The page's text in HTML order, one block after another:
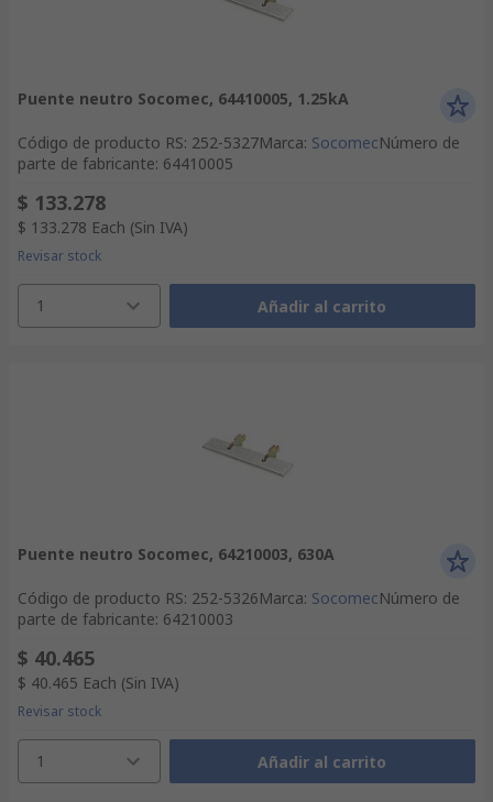
Puente neutro Socomec, 64410005, 1.25kA
Código de producto RS: 252-5327Marca: SocomecNúmero de
parte de fabricante: 64410005
$ 133.278
$ 133.278 Each (Sin IVA)
Revisar stock
1 Añadir al carrito
Puente neutro Socomec, 64210003, 630A
Código de producto RS: 252-5326Marca: SocomecNúmero de
parte de fabricante: 64210003
$ 40.465
$ 40.465 Each (Sin IVA)
Revisar stock
1 Añadir al carrito